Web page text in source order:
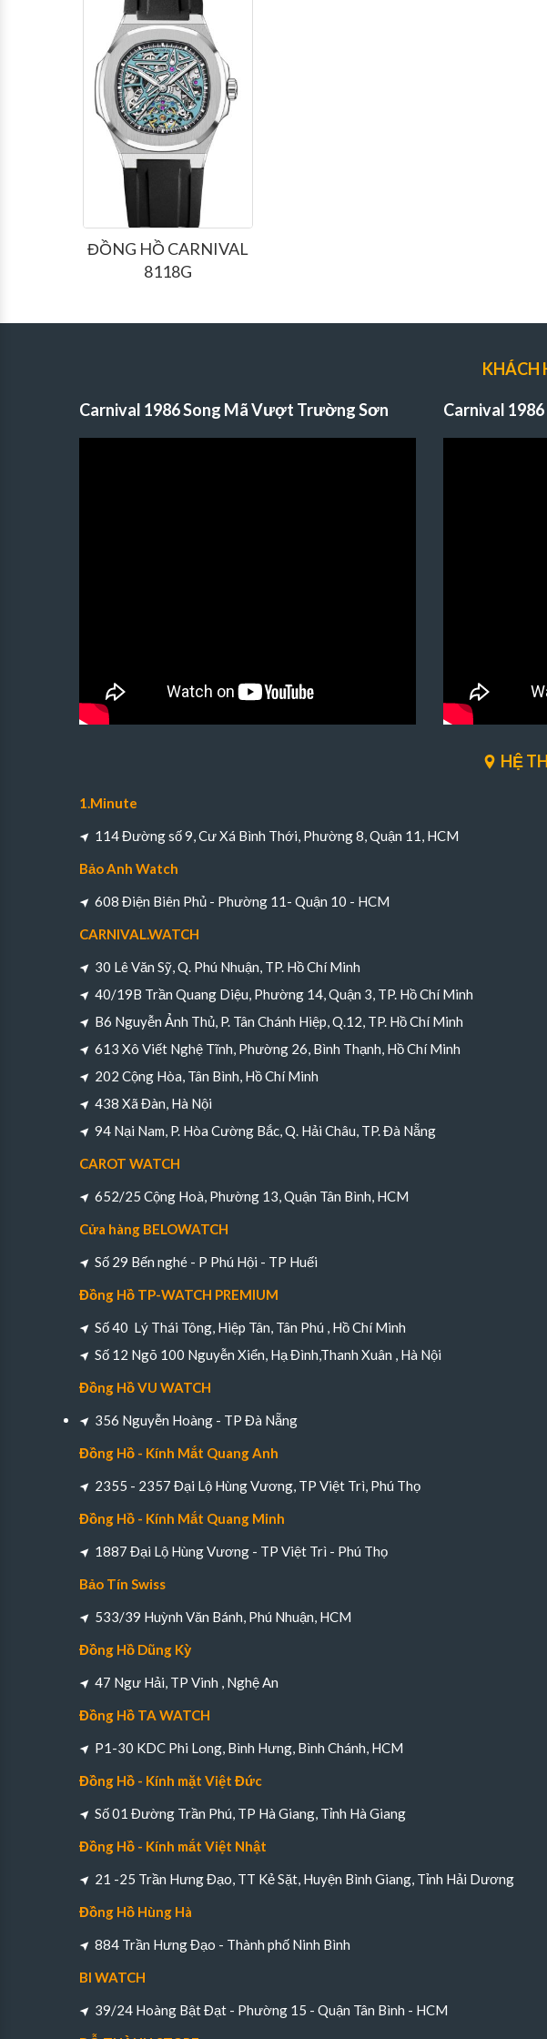
ĐỒNG HỒ CARNIVAL
8118G
KHÁCH
Carnival 1986 Song Mã Vượt Trường Sơn Carnival
HỆ
1.Minute
114 Đường số 9, Cư Xá Bình Thới, Phường 8, Quận 11, HCM
Bảo Anh Watch
608 Điện Biên Phủ - Phường 11- Quận 10 - HCM
CARNIVAL.WATCH
30 Lê Văn Sỹ, Q. Phú Nhuận, TP. Hồ Chí Minh
40/19B Trần Quang Diệu, Phường 14, Quận 3, TP. Hồ Chí Minh
B6 Nguyễn Ảnh Thủ, P. Tân Chánh Hiệp, Q.12, TP. Hồ Chí Minh
613 Xô Viết Nghệ Tĩnh, Phường 26, Bình Thạnh, Hồ Chí Minh
202 Cộng Hòa, Tân Bình, Hồ Chí Minh
438 Xã Đàn, Hà Nội
94 Nại Nam, P. Hòa Cường Bắc, Q. Hải Châu, TP. Đà Nẵng
CAROT WATCH
652/25 Cộng Hoà, Phường 13, Quận Tân Bình, HCM
Cửa hàng BELOWATCH
Số 29 Bến nghé - P Phú Hội - TP Huếi
Đồng Hồ TP-WATCH PREMIUM
Số 40 Lý Thái Tông, Hiệp Tân, Tân Phú , Hồ Chí Minh
Số 12 Ngõ 100 Nguyễn Xiển, Hạ Đình,Thanh Xuân , Hà Nội
Đồng Hồ VU WATCH
356 Nguyễn Hoàng - TP Đà Nẵng
Đồng Hồ - Kính Mắt Quang Anh
2355 - 2357 Đại Lộ Hùng Vương, TP Việt Trì, Phú Thọ
Đồng Hồ - Kính Mắt Quang Minh
1887 Đại Lộ Hùng Vương - TP Việt Trì - Phú Thọ
Bảo Tín Swiss
533/39 Huỳnh Văn Bánh, Phú Nhuận, HCM
Đồng Hồ Dũng Kỳ
47 Ngư Hải, TP Vinh , Nghệ An
Đồng Hồ TA WATCH
P1-30 KDC Phi Long, Bình Hưng, Bình Chánh, HCM
Đồng Hồ - Kính mặt Việt Đức
Số 01 Đường Trần Phú, TP Hà Giang, Tỉnh Hà Giang
Đồng Hồ - Kính mắt Việt Nhật
21 -25 Trần Hưng Đạo, TT Kẻ Sặt, Huyện Bình Giang, Tỉnh Hải Dương
Đồng Hồ Hùng Hà
884 Trần Hưng Đạo - Thành phố Ninh Bình
BI WATCH
39/24 Hoàng Bật Đạt - Phường 15 - Quận Tân Bình - HCM